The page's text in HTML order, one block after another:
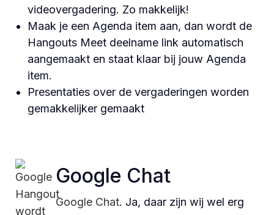
videovergadering. Zo makkelijk!
Maak je een Agenda item aan, dan wordt de
Hangouts Meet deelname link automatisch
aangemaakt en staat klaar bij jouw Agenda
item.
Presentaties over de vergaderingen worden
gemakkelijker gemaakt
Google Chat
Google Chat. Ja, daar zijn wij wel erg